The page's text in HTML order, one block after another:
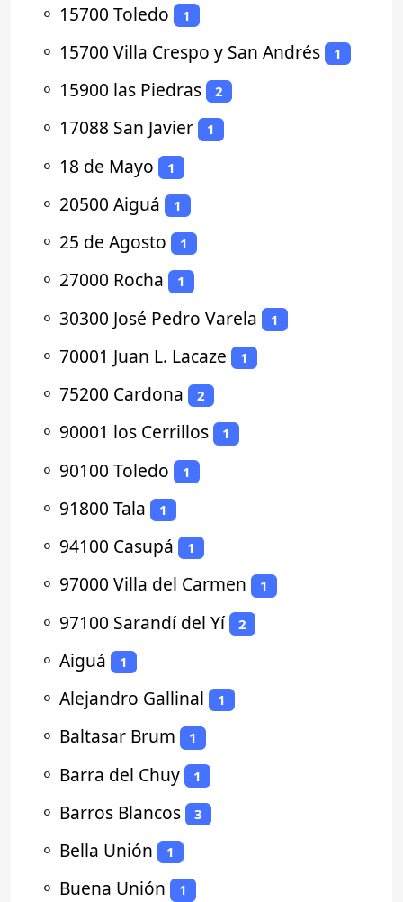
⚬ 15700 Toledo 1
⚬ 15700 Villa Crespo y San Andrés 1
⚬ 15900 las Piedras 2
⚬ 17088 San Javier 1
⚬ 18 de Mayo 1
⚬ 20500 Aiguá 1
⚬ 25 de Agosto 1
⚬ 27000 Rocha 1
⚬ 30300 José Pedro Varela 1
⚬ 70001 Juan L. Lacaze 1
⚬ 75200 Cardona 2
⚬ 90001 los Cerrillos 1
⚬ 90100 Toledo 1
⚬ 91800 Tala 1
⚬ 94100 Casupá 1
⚬ 97000 Villa del Carmen 1
⚬ 97100 Sarandí del Yí 2
⚬ Aiguá 1
⚬ Alejandro Gallinal 1
⚬ Baltasar Brum 1
⚬ Barra del Chuy 1
⚬ Barros Blancos 3
⚬ Bella Unión 1
⚬ Buena Unión 1